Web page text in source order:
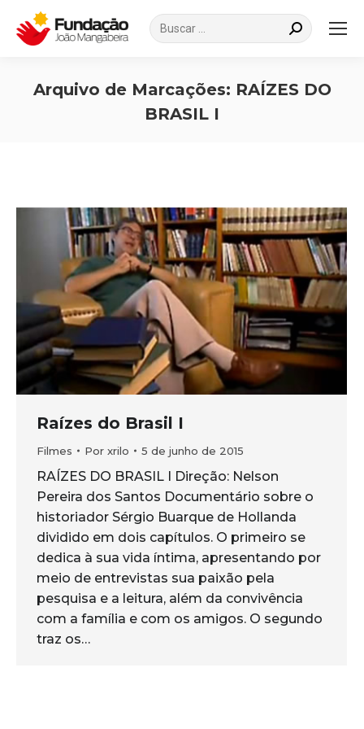
Search:
Arquivo de Marcações: RAÍZES DO
BRASIL I
Raízes do Brasil I
Filmes Por xrilo 5 de junho de 2015
RAÍZES DO BRASIL I Direção: Nelson
Pereira dos Santos Documentário sobre o
historiador Sérgio Buarque de Hollanda
dividido em dois capítulos. O primeiro se
dedica à sua vida íntima, apresentando por
meio de entrevistas sua paixão pela
pesquisa e a leitura, além da convivência
com a família e com os amigos. O segundo
traz os…